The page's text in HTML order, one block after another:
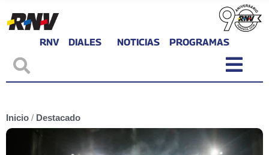
RNV DIALES NOTICIAS PROGRAMAS
Inicio / Destacado